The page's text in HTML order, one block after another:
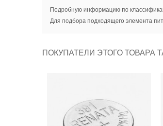
Подробную информацию по
Для подбора подходящего элемента
ПОКУПАТЕЛИ ЭТОГО ТОВАРА